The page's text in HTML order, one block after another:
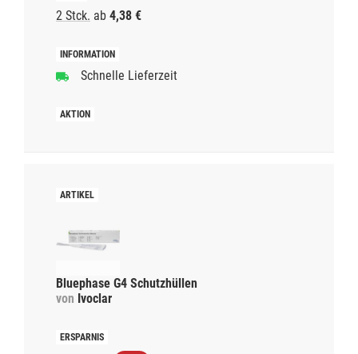
2 Stck. ab 4,38 €
Schnelle Lieferzeit
Bluephase G4 Schutzhüllen
von Ivoclar